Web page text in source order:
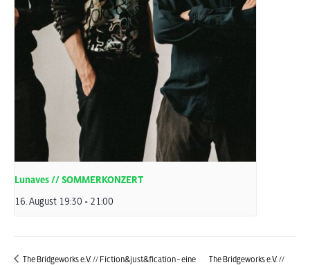
Lunaves // SOMMERKONZERT
16. August 19:30 - 21:00
The Bridgeworks e.V. // Fiction&just&fication – eine
The Bridgeworks e.V. //